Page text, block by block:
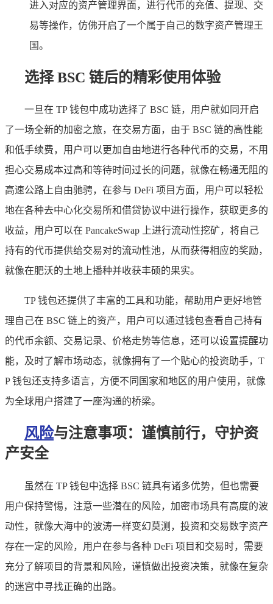
进入对应的资产管理界面，进行代币的充值、提现、交
易等操作，仿佛开启了一个属于自己的数字资产管理王
国。
选择 BSC 链后的精彩使用体验
一旦在 TP 钱包中成功选择了 BSC 链，用户就如同开启
了一场全新的加密之旅，在交易方面，由于 BSC 链的高性能
和低手续费，用户可以更加自由地进行各种代币的交易，不用
担心交易成本过高和等待时间过长的问题，就像在畅通无阻的
高速公路上自由驰骋，在参与 DeFi 项目方面，用户可以轻松
地在各种去中心化交易所和借贷协议中进行操作，获取更多的
收益，用户可以在 PancakeSwap 上进行流动性挖矿，将自己
持有的代币提供给交易对的流动性池，从而获得相应的奖励，
就像在肥沃的土地上播种并收获丰硕的果实。
TP 钱包还提供了丰富的工具和功能，帮助用户更好地管
理自己在 BSC 链上的资产，用户可以通过钱包查看自己持有
的代币余额、交易记录、价格走势等信息，还可以设置提醒功
能，及时了解市场动态，就像拥有了一个贴心的投资助手，T
P 钱包还支持多语言，方便不同国家和地区的用户使用，就像
为全球用户搭建了一座沟通的桥梁。
风险与注意事项：谨慎前行，守护资
产安全
虽然在 TP 钱包中选择 BSC 链具有诸多优势，但也需要
用户保持警惕，注意一些潜在的风险，加密市场具有高度的波
动性，就像大海中的波涛一样变幻莫测，投资和交易数字资产
存在一定的风险，用户在参与各种 DeFi 项目和交易时，需要
充分了解项目的背景和风险，谨慎做出投资决策，就像在复杂
的迷宫中寻找正确的出路。